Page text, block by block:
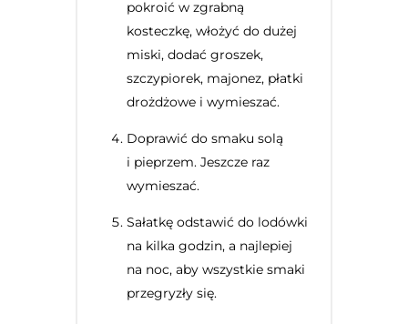
pokroić w zgrabną
kosteczkę, włożyć do dużej
miski, dodać groszek,
szczypiorek, majonez, płatki
drożdżowe i wymieszać.
Doprawić do smaku solą
i pieprzem. Jeszcze raz
wymieszać.
Sałatkę odstawić do lodówki
na kilka godzin, a najlepiej
na noc, aby wszystkie smaki
przegryzły się.